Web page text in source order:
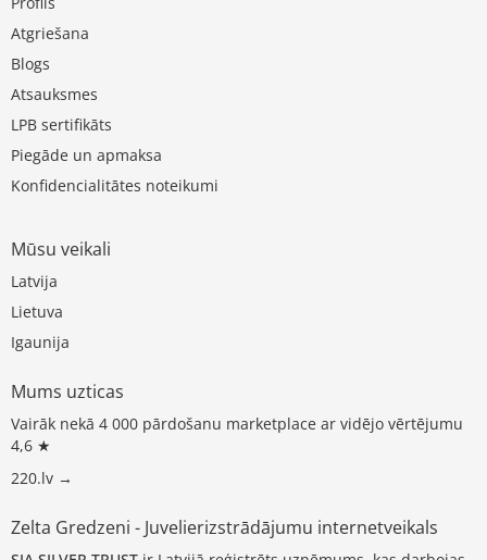
Atgriešana
Blogs
Atsauksmes
LPB sertifikāts
Piegāde un apmaksa
Konfidencialitātes noteikumi
Mūsu veikali
Latvija
Lietuva
Igaunija
Mums uzticas
Vairāk nekā 4 000 pārdošanu marketplace ar vidējo vērtējumu
4,6 ★
220.lv →
Zelta Gredzeni - Juvelierizstrādājumu internetveikals